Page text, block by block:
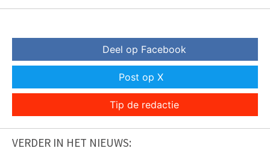
Deel op Facebook
Post op X
Tip de redactie
VERDER IN HET NIEUWS: